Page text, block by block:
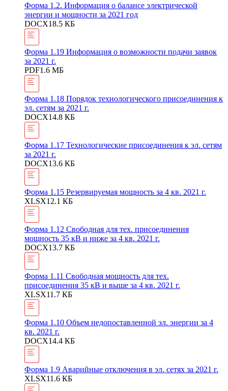
Форма 1.2. Информация о балансе электрической
энергии и мощности за 2021 год
DOCX18.5 КБ
Форма 1.19 Информация о возможности подачи заявок
за 2021 г.
PDF1.6 МБ
Форма 1.18 Порядок технологического присоединения к
эл. сетям за 2021 г.
DOCX14.8 КБ
Форма 1.17 Технологические присоединения к эл. сетям
за 2021 г.
DOCX13.6 КБ
Форма 1.15 Резервируемая мощность за 4 кв. 2021 г.
XLSX12.1 КБ
Форма 1.12 Свободная для тех. присоединения
мощность 35 кВ и ниже за 4 кв. 2021 г.
DOCX13.7 КБ
Форма 1.11 Свободная мощность для тех.
присоединения 35 кВ и выше за 4 кв. 2021 г.
XLSX11.7 КБ
Форма 1.10 Объем недопоставленной эл. энергии за 4
кв. 2021 г.
DOCX14.4 КБ
Форма 1.9 Аварийные отключения в эл. сетях за 2021 г.
XLSX11.6 КБ